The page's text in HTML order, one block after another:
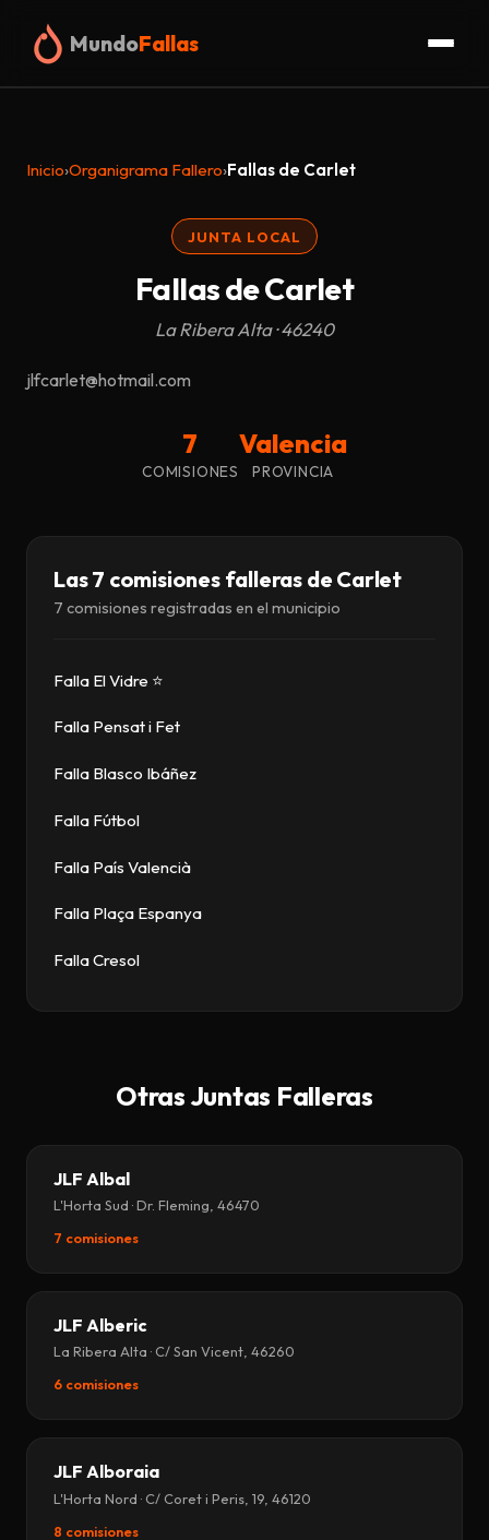
MundoFallas
Fallas
Organigrama
Blog
Inicio›Organigrama Fallero›Fallas de Carlet
JUNTA LOCAL
Fallas de Carlet
La Ribera Alta · 46240
jlfcarlet@hotmail.com
7
COMISIONES
Valencia
PROVINCIA
Las 7 comisiones falleras de Carlet
7 comisiones registradas en el municipio
Falla El Vidre ⭐
Falla Pensat i Fet
Falla Blasco Ibáñez
Falla Fútbol
Falla País Valencià
Falla Plaça Espanya
Falla Cresol
Otras Juntas Falleras
JLF Albal
L'Horta Sud · Dr. Fleming, 46470
7 comisiones
JLF Alberic
La Ribera Alta · C/ San Vicent, 46260
6 comisiones
JLF Alboraia
L'Horta Nord · C/ Coret i Peris, 19, 46120
8 comisiones